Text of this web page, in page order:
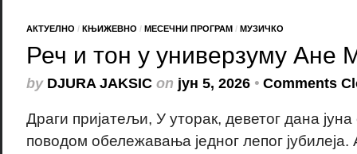
АКТУЕЛНО / КЊИЖЕВНО / МЕСЕЧНИ ПРОГРАМ/ МУЗИЧКО
Реч и тон у универзуму Ане
by DJURA JAKSICon јун 5, 2026 • Comments
Драги пријатељи, У уторак, деветог дана
поводом обележавања једног лепог